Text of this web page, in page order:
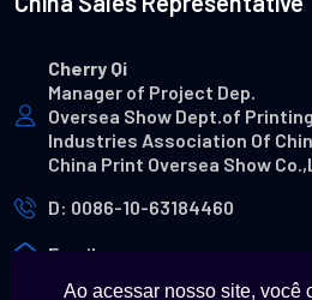
Cherry Qi
Manager of Project Dep.
Oversea Show Dept.of
Industries Association Of
China Print Oversea Show
D: 0086-10-63184460
Email
Ao acessar nosso site, você